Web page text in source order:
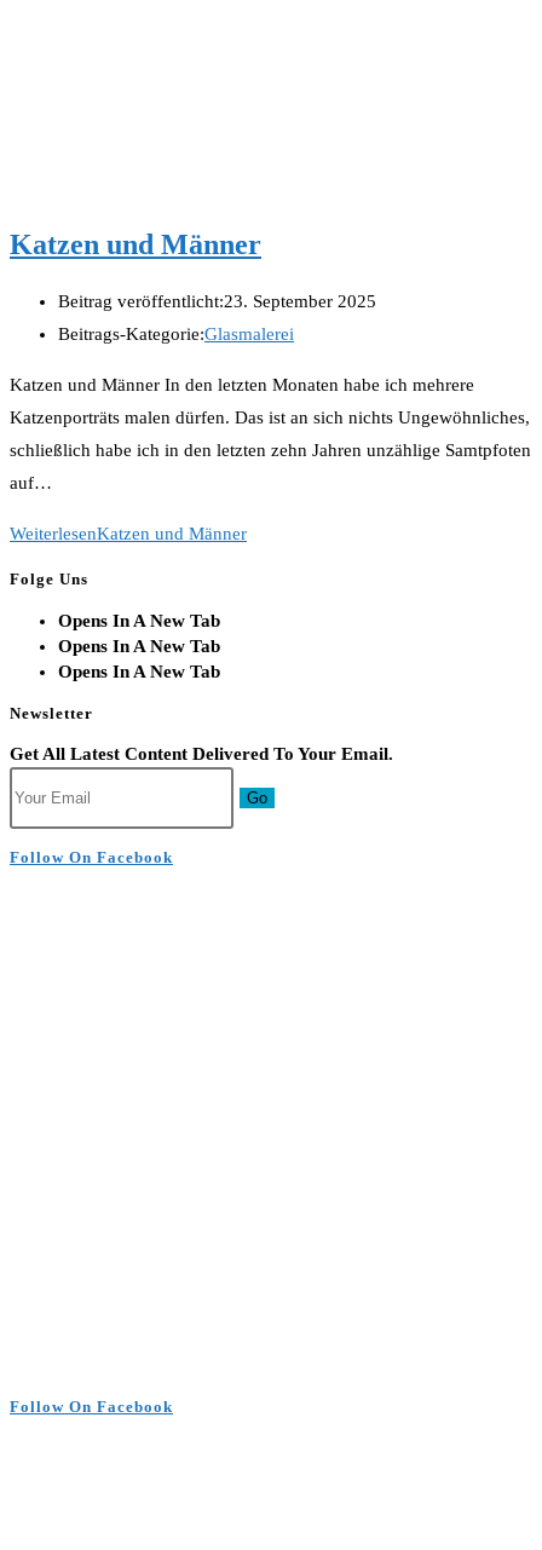
Katzen und Männer
Beitrag veröffentlicht:23. September 2025
Beitrags-Kategorie:Glasmalerei
Katzen und Männer In den letzten Monaten habe ich mehrere
Katzenporträts malen dürfen. Das ist an sich nichts Ungewöhnliches,
schließlich habe ich in den letzten zehn Jahren unzählige Samtpfoten
auf…
WeiterlesenKatzen und Männer
Folge Uns
Opens In A New Tab
Opens In A New Tab
Opens In A New Tab
Newsletter
Get All Latest Content Delivered To Your Email.
Go
Follow On Facebook
Follow On Facebook